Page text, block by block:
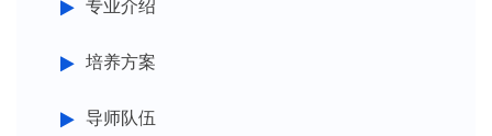
专业介绍
培养方案
导师队伍